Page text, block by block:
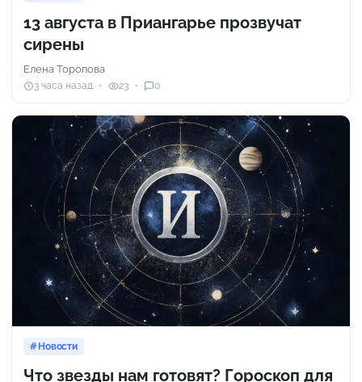
13 августа в Приангарье прозвучат
сирены
Елена Торопова
3 часа назад 23 0
Новости
Что звезды нам готовят? Гороскоп для